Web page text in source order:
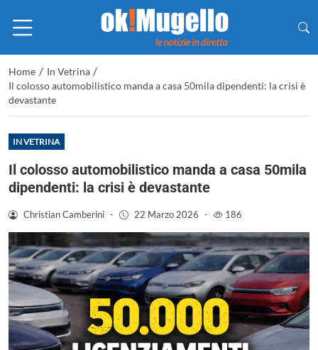
Home / In Vetrina /
Il colosso automobilistico manda a casa 50mila dipendenti: la crisi è
devastante
IN VETRINA
Il colosso automobilistico manda a casa 50mila
dipendenti: la crisi è devastante
Christian Camberini - 22 Marzo 2026 - 186